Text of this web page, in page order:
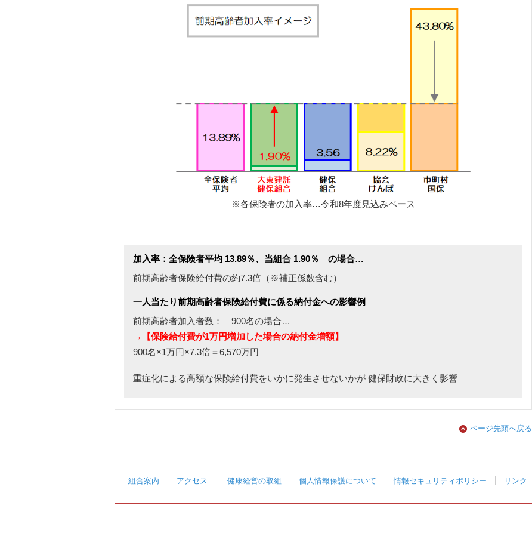
※各保険者の加入率…令和8年度見込みベース
加入率：全保険者平均 13.89％、当組合 1.90％ の場合…
前期高齢者保険給付費の約7.3倍（※補正係数含む）
一人当たり前期高齢者保険給付費に係る納付金への影響例
前期高齢者加入者数： 900名の場合…
→【保険給付費が1万円増加した場合の納付金増額】
900名×1万円×7.3倍＝6,570万円
重症化による高額な保険給付費をいかに発生させないかが 健保財政に大きく影響
ページ先頭へ戻る
組合案内 アクセス 健康経営の取組 個人情報保護について 情報セキュリティポリシー リンク